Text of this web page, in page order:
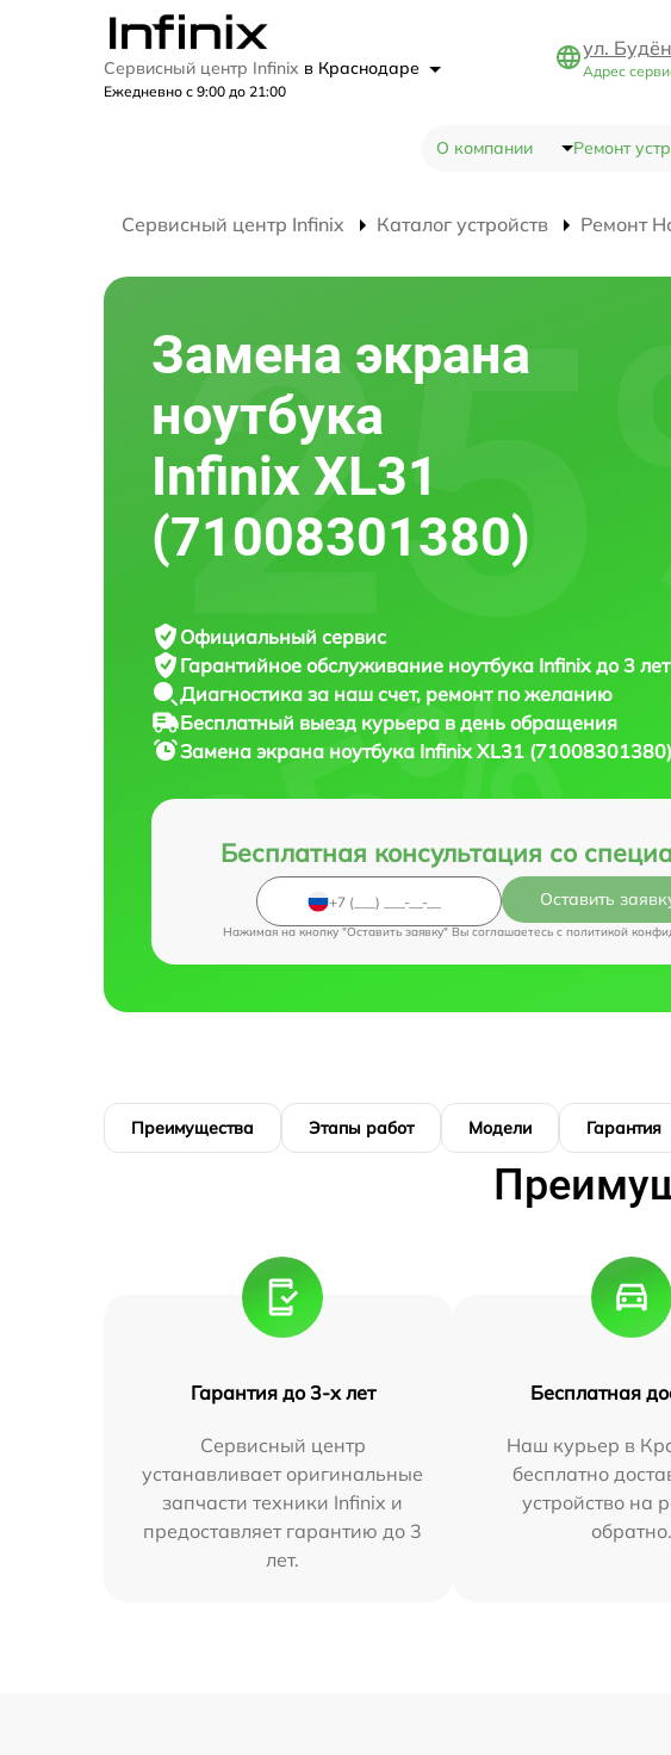
Сервисный центр Infinix в Краснодаре
Ежедневно с 9:00 до 21:00
ул.
Адрес
О компании Ремонт
Сервисный центр Infinix Каталог устройств Ремонт
Замена экрана
ноутбука
Infinix XL31
(71008301380)
Официальный сервис
Гарантийное обслуживание ноутбука Infinix до 3 лет
Диагностика за наш счет, ремонт по желанию
Бесплатный выезд курьера в день обращения
Замена экрана ноутбука Infinix XL31
Бесплатная консультация со
Оставить
Нажимая на кнопку "Оставить заявку" Вы соглашаетесь c политикой
Преимущества Этапы работ Модели Гарантия
Гарантия до 3-х лет
Сервисный центр
устанавливает оригинальные
запчасти техники Infinix и
предоставляет гарантию до 3
лет.
Бесплатная
Наш курьер в
бесплатно
устройство на
обратно.